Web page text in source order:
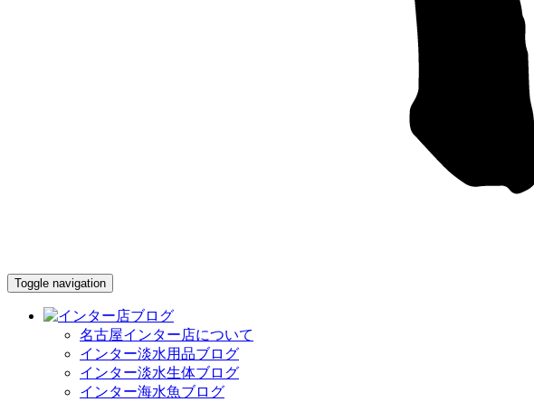
Toggle navigation
名古屋インター店について
インター淡水用品ブログ
インター淡水生体ブログ
インター海水魚ブログ